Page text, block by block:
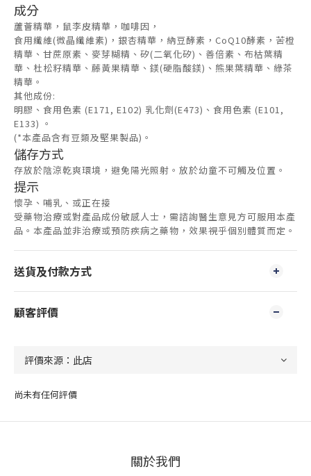
成分
蘆薈精華，鼠李皮精華，咖啡因，
食用纖維(微晶纖維素)，銀杏精華，納豆酵素，CoQ10酵素，苦橙
精華、甘蔗原素、麥芽糊精、矽(二氧化矽)、善倍素、布枯葉精
華、杜松籽精華、藤黃果精華、鎂(硬脂酸鎂)、熊果葉精華、綠茶
精華。
其他成份:
明膠、食用色素 (E171, E102) 乳化劑(E473)、食用色素 (E101,
E133) 。
(*本產品含有豆類及堅果製品)。
儲存方式
存放於陰涼乾爽環境，避免陽光照射。放於幼童不可觸及位置。
提示
懷孕、哺乳、或正在接
受藥物治療或對產品成份敏感人士，需諮詢醫生意見方可服用本產
品。本產品並非治療或預防疾病之藥物，效果視乎個別體質而定。
送貨及付款方式
顧客評價
尚未有任何評價
關於我們